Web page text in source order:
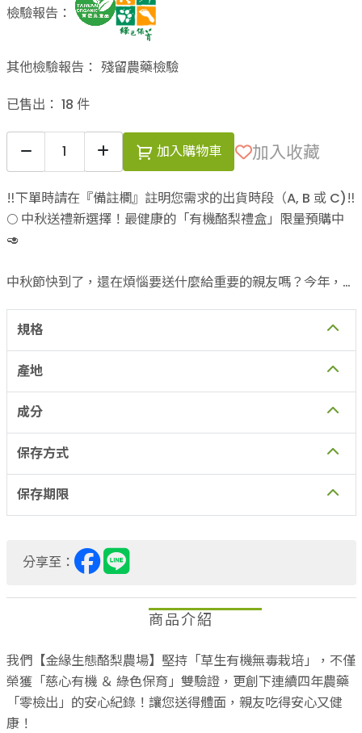
檢驗報告：
其他檢驗報告： 殘留農藥檢驗
已售出： 18 件
加入購物車 加入收藏
‼️下單時請在『備註欄』註明您需求的出貨時段（A, B 或 C)‼️
🌕 中秋送禮新選擇！最健康的「有機酪梨禮盒」限量預購中
🥑
中秋節快到了，還在煩惱要送什麼給重要的親友嗎？今年，來
規格
產地
成分
保存方式
保存期限
分享至：
商品介紹
我們【金緣生態酪梨農場】堅持「草生有機無毒栽培」，不僅
榮獲「慈心有機 ＆ 綠色保育」雙驗證，更創下連續四年農藥
「零檢出」的安心紀錄！讓您送得體面，親友吃得安心又健
康！